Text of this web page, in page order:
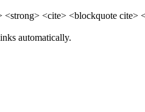
<cite> <blockquote
automatically.